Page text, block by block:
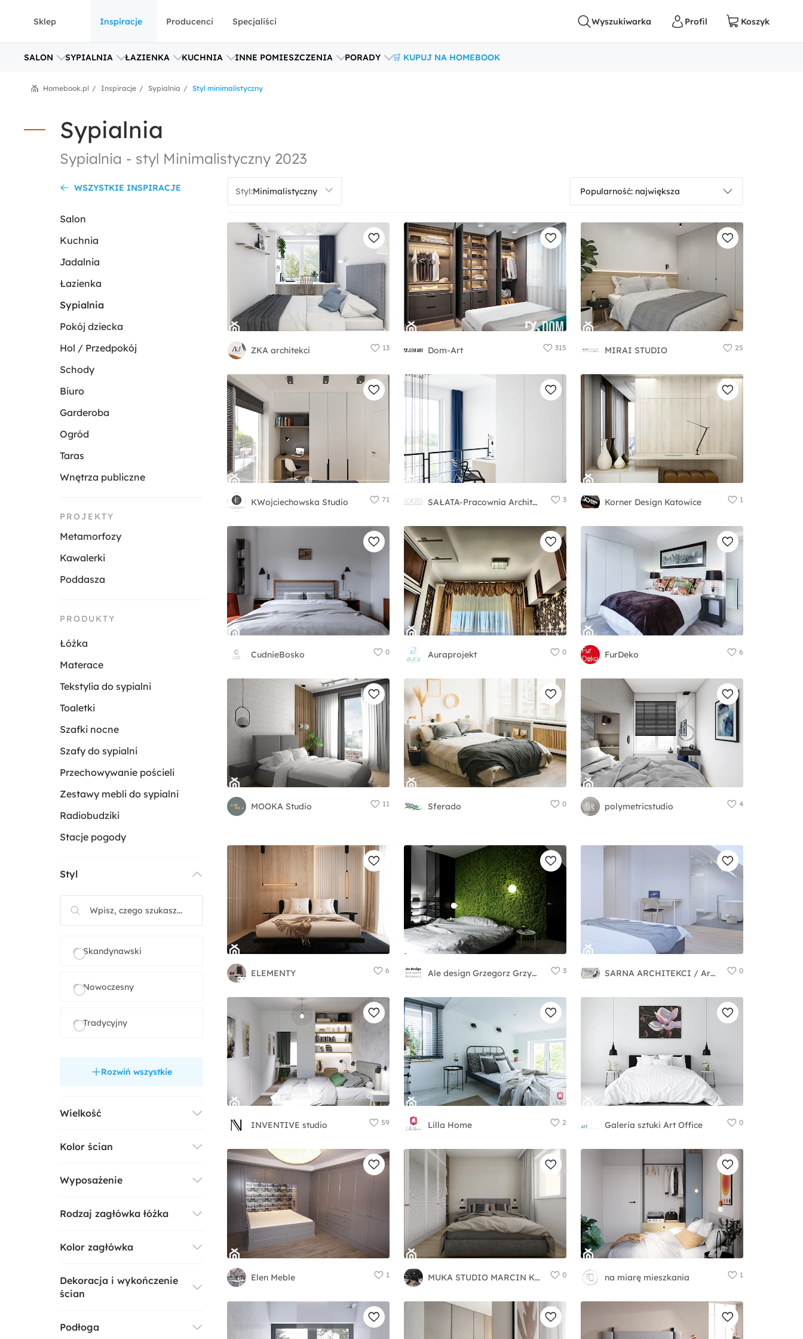
Sklep Inspiracje
SALON SYPIALNIA ŁAZIENKA KUCHNIA INNE POMIESZCZENIA PORADY 🛒 KUPUJ NA HOMEBOOK
Producenci Specjaliści
Styl minimalistyczny
Sypialnia
Inspiracje
Homebook.pl
Sypialnia
Sypialnia - styl Minimalistyczny 2023
Styl:
ZKA architekci 13 Dom-Art 315 MIRAI STUDIO 25
KWojciechowska Studio 71 SAŁATA-Pracownia Architektury Wnętrz 3 Korner Design Katowice 1
CudnieBosko 0 Auraprojekt 0 FurDeko 6
MOOKA Studio 11 Sferado 0 polymetricstudio 4
ELEMENTY 6 Ale design Grzegorz Grzywacz 3 SARNA ARCHITEKCI / Architektura Wnętrza dla wymagających / Interior Design 0
INVENTIVE studio 59 Lilla Home 2 Galeria sztuki Art Office 0
Elen Meble 1 MUKA STUDIO MARCIN KUPTEL 0 na miarę mieszkania 1
WSZYSTKIE INSPIRACJE
Salon
Kuchnia
Jadalnia
Łazienka
Sypialnia
Pokój dziecka
Hol / Przedpokój
Schody
Biuro
Garderoba
Ogród
Taras
Wnętrza publiczne
PROJEKTY
Metamorfozy
Kawalerki
Poddasza
PRODUKTY
Łóżka
Materace
Tekstylia do sypialni
Toaletki
Szafki nocne
Szafy do sypialni
Przechowywanie pościeli
Zestawy mebli do sypialni
Radiobudziki
Stacje pogody
Styl
Skandynawski
Nowoczesny
Tradycyjny
Rozwiń wszystkie
Wielkość
Mała
Średnia
Duża
Kolor ścian
Brązowy
Wyposażenie
Z szafą
Z toaletką
Z biurkiem
Z komodą
Rodzaj zagłówka łóżka
Drewniany
Metalowy
Kolor zagłówka
Beżowy
Dekoracja i wykończenie
ścian
Podłoga